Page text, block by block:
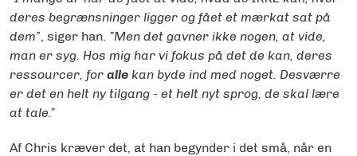
deres begrænsninger ligger og fået et mærkat sat på
dem”, siger han. ”Men det gavner ikke nogen, at vide,
man er syg. Hos mig har vi fokus på det de kan, deres
ressourcer, for alle kan byde ind med noget. Desværre
er det en helt ny tilgang - et helt nyt sprog, de skal lære
at tale.”
Af Chris kræver det, at han begynder i det små, når en